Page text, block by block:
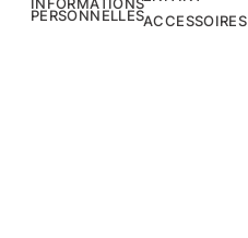
INFORMATIONS
PERSONNELLESACCESSOIRES